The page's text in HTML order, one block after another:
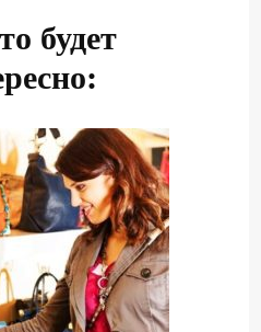
будет